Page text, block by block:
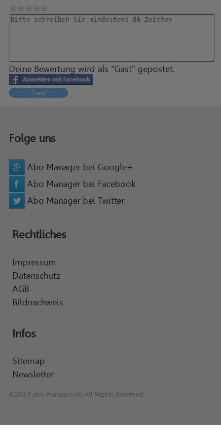
Deine Bewertung wird als "Gast" gepostet.
Send
Folge uns
Abo Manager bei Google+
Abo Manager bei Facebook
Abo Manager bei Twitter
Rechtliches
Impressum
Datenschutz
AGB
Bildnachweis
Infos
Sitemap
Newsletter
©2014 abo-manager.de All Rights Reserved